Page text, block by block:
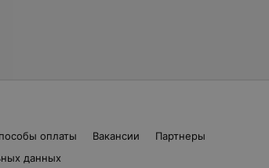
оплаты Вакансии
Партнеры
данных